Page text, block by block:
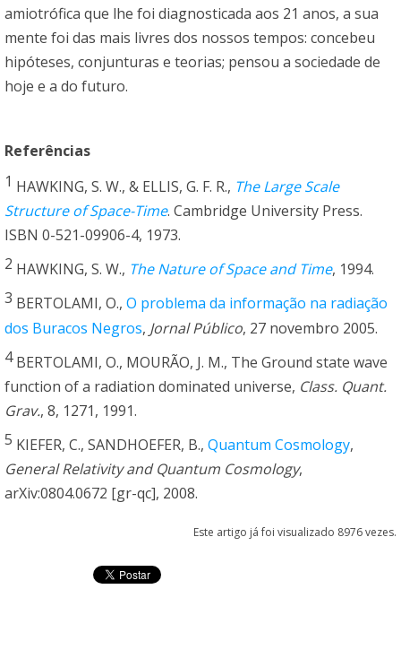
amiotrófica que lhe foi diagnosticada aos 21 anos, a sua
mente foi das mais livres dos nossos tempos: concebeu
hipóteses, conjunturas e teorias; pensou a sociedade de
hoje e a do futuro.
Referências
1 HAWKING, S. W., & ELLIS, G. F. R., The Large Scale
Structure of Space-Time. Cambridge University Press.
ISBN 0-521-09906-4, 1973.
2 HAWKING, S. W., The Nature of Space and Time, 1994.
3 BERTOLAMI, O., O problema da informação na radiação
dos Buracos Negros, Jornal Público, 27 novembro 2005.
4BERTOLAMI, O., MOURÃO, J. M., The Ground state wave
function of a radiation dominated universe, Class. Quant.
Grav., 8, 1271, 1991.
5 KIEFER, C., SANDHOEFER, B., Quantum Cosmology,
General Relativity and Quantum Cosmology,
arXiv:0804.0672 [gr-qc], 2008.
Este artigo já foi visualizado 8976 vezes.